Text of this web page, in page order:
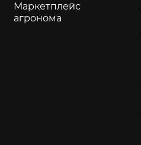
Маркетплейс
агронома